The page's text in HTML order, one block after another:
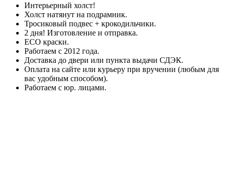
Интерьерный холст!
Холст натянут на подрамник.
Тросиковый подвес + крокодильчики.
2 дня! Изготовление и отправка.
ECO краски.
Работаем с 2012 года.
Доставка до двери или пункта выдачи СДЭК.
Оплата на сайте или курьеру при вручении (любым для
вас удобным способом).
Работаем с юр. лицами.